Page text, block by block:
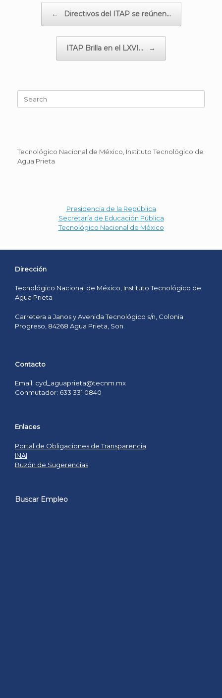
← Directivos del ITAP se reúnen…
ITAP Brilla en el LXVI… →
for:
Tecnológico Nacional de México, Instituto Tecnológico de
Agua Prieta
Presidencia de la República
Secretaría de Educación Pública
Tecnológico Nacional de México
Dirección
Tecnológico Nacional de México, Instituto Tecnológico de
Agua Prieta
Carretera a Janos y Avenida Tecnológico s/n, Colonia
Progreso, 84268 Agua Prieta, Son.
Contacto
Email: cyd_aguaprieta@tecnm.mx
Conmutador: 633 331 0840
Enlaces
Portal de Obligaciones de Transparencia
INAI
Buzón de Sugerencias
Buscar Empleo